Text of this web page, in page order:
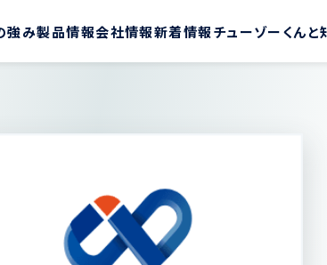
強み製品情報会社情報新着情報チューゾーくんと